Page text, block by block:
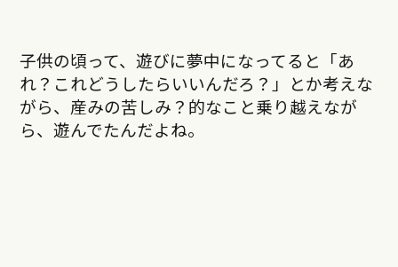
子供の頃って、遊びに夢中になってると「あ
れ？これどうしたらいいんだろ？」とか考えな
がら、産みの苦しみ？的なこと乗り越えなが
ら、遊んでたんだよね。